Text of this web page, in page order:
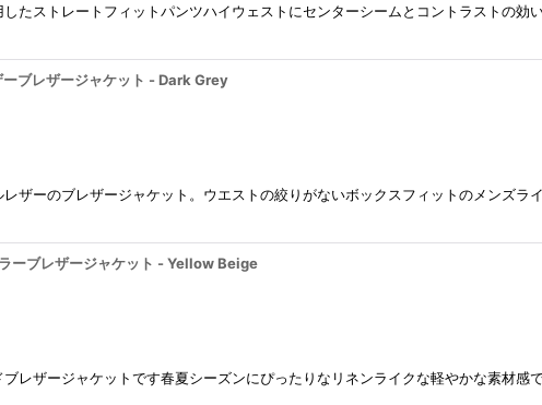
たストレートフィットパンツハイウェストにセンターシームとコントラストの
ブレザージャケット - Dark Grey
ザーのブレザージャケット。ウエストの絞りがないボックスフィットのメンズ
ーブレザージャケット - Yellow Beige
レザージャケットです春夏シーズンにぴったりなリネンライクな軽やかな素材